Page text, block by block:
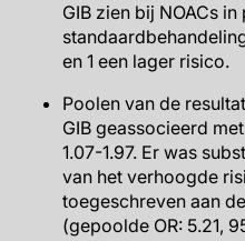
GIB zien bij NOACs
en 1 een lager risico.
Poolen van de
GIB geassocieerd
1.07-1.97. Er was
van het verhoogde
toegeschreven aan
(gepoolde OR: 5.21,